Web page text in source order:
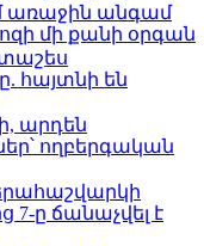
առաջին անգամ
մի քանի օրգան
հայտնի են
արդեն
ողբերգական
7-ը ճանաչվել է